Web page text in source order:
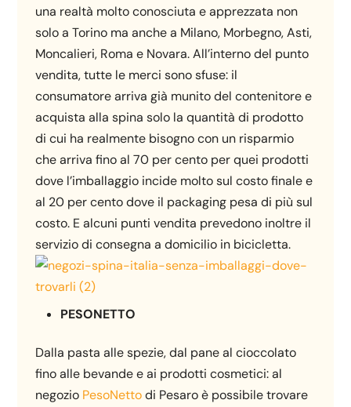
una realtà molto conosciuta e apprezzata non
solo a Torino ma anche a Milano, Morbegno, Asti,
Moncalieri, Roma e Novara. All’interno del punto
vendita, tutte le merci sono sfuse: il
consumatore arriva già munito del contenitore e
acquista alla spina solo la quantità di prodotto
di cui ha realmente bisogno con un risparmio
che arriva fino al 70 per cento per quei prodotti
dove l’imballaggio incide molto sul costo finale e
al 20 per cento dove il packaging pesa di più sul
costo. E alcuni punti vendita prevedono inoltre il
servizio di consegna a domicilio in bicicletta.
PESONETTO
Dalla pasta alle spezie, dal pane al cioccolato
fino alle bevande e ai prodotti cosmetici: al
negozio PesoNettodi Pesaro è possibile trovare